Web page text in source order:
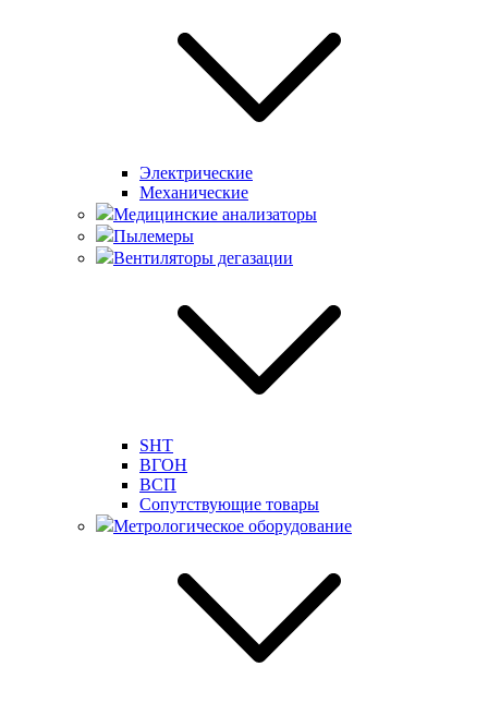
Электрические
Механические
Медицинские анализаторы
Пылемеры
Вентиляторы дегазации
SHT
ВГОН
ВСП
Сопутствующие товары
Метрологическое оборудование